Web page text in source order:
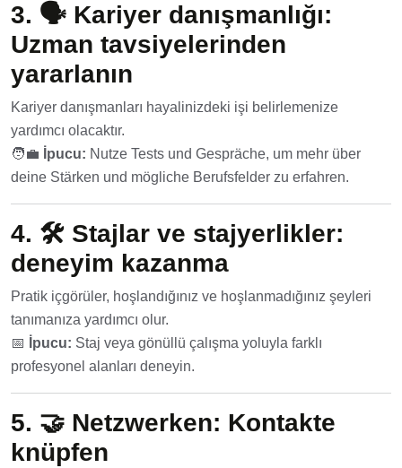
3. 🗣️ Kariyer danışmanlığı:
Uzman tavsiyelerinden
yararlanın
Kariyer danışmanları hayalinizdeki işi belirlemenize
yardımcı olacaktır.
🧑‍💼 İpucu: Nutze Tests und Gespräche, um mehr über
deine Stärken und mögliche Berufsfelder zu erfahren.
4. 🛠️ Stajlar ve stajyerlikler:
deneyim kazanma
Pratik içgörüler, hoşlandığınız ve hoşlanmadığınız şeyleri
tanımanıza yardımcı olur.
📅
İpucu: Staj veya gönüllü çalışma yoluyla farklı
profesyonel alanları deneyin.
5. 🤝 Netzwerken: Kontakte
knüpfen